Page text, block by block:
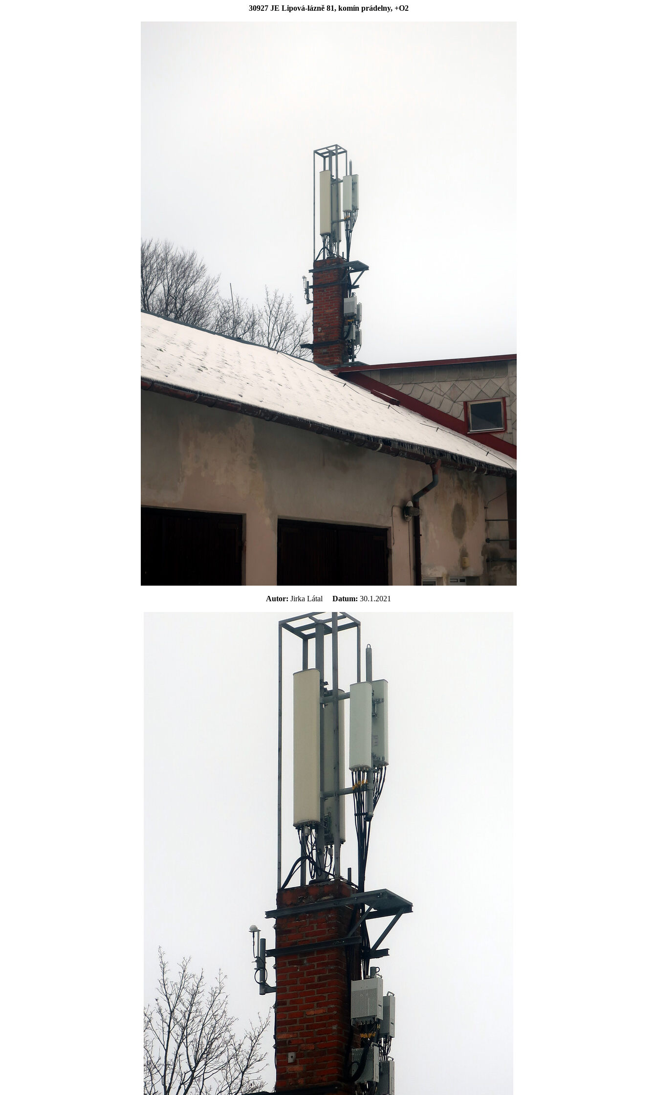
30927 JE Lipová-lázně 81, komín prádelny, +O2
Autor: Jirka Látal Datum: 30.1.2021